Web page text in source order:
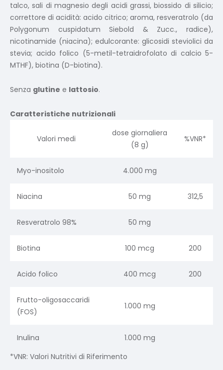
talco, sali di magnesio degli acidi grassi, biossido di silicio;
correttore di acidità: acido citrico; aroma, resveratrolo (da
Polygonum cuspidatum Siebold & Zucc., radice),
nicotinamide (niacina); edulcorante: glicosidi steviolici da
stevia; acido folico (5-metil-tetraidrofolato di calcio 5-
MTHF), biotina (D-biotina).
Senza glutine e lattosio.
Caratteristiche nutrizionali
Valori medi
dose giornaliera
(8 g)
%VNR*
Myo-inositolo 4.000 mg
Niacina 50 mg 312,5
Resveratrolo 98% 50 mg
Biotina 100 mcg 200
Acido folico 400 mcg 200
Frutto-oligosaccaridi
(FOS)
1.000 mg
Inulina
1.000 mg
*VNR: Valori Nutritivi di Riferimento